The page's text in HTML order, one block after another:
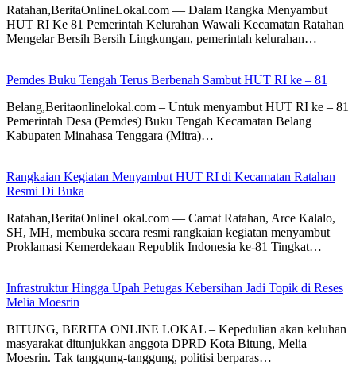
Ratahan,BeritaOnlineLokal.com — Dalam Rangka Menyambut
HUT RI Ke 81 Pemerintah Kelurahan Wawali Kecamatan Ratahan
Mengelar Bersih Bersih Lingkungan, pemerintah kelurahan…
Pemdes Buku Tengah Terus Berbenah Sambut HUT RI ke – 81
Belang,Beritaonlinelokal.com – Untuk menyambut HUT RI ke – 81
Pemerintah Desa (Pemdes) Buku Tengah Kecamatan Belang
Kabupaten Minahasa Tenggara (Mitra)…
Rangkaian Kegiatan Menyambut HUT RI di Kecamatan Ratahan
Resmi Di Buka
Ratahan,BeritaOnlineLokal.com — Camat Ratahan, Arce Kalalo,
SH, MH, membuka secara resmi rangkaian kegiatan menyambut
Proklamasi Kemerdekaan Republik Indonesia ke-81 Tingkat…
Infrastruktur Hingga Upah Petugas Kebersihan Jadi Topik di Reses
Melia Moesrin
BITUNG, BERITA ONLINE LOKAL – Kepedulian akan keluhan
masyarakat ditunjukkan anggota DPRD Kota Bitung, Melia
Moesrin. Tak tanggung-tanggung, politisi berparas…